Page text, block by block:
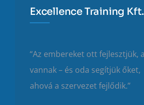
Excellence Training Kft.
“Az embereket ott fejlesztjük,
vannak – és oda segítjük őket,
ahová a szervezet fejlődik.”